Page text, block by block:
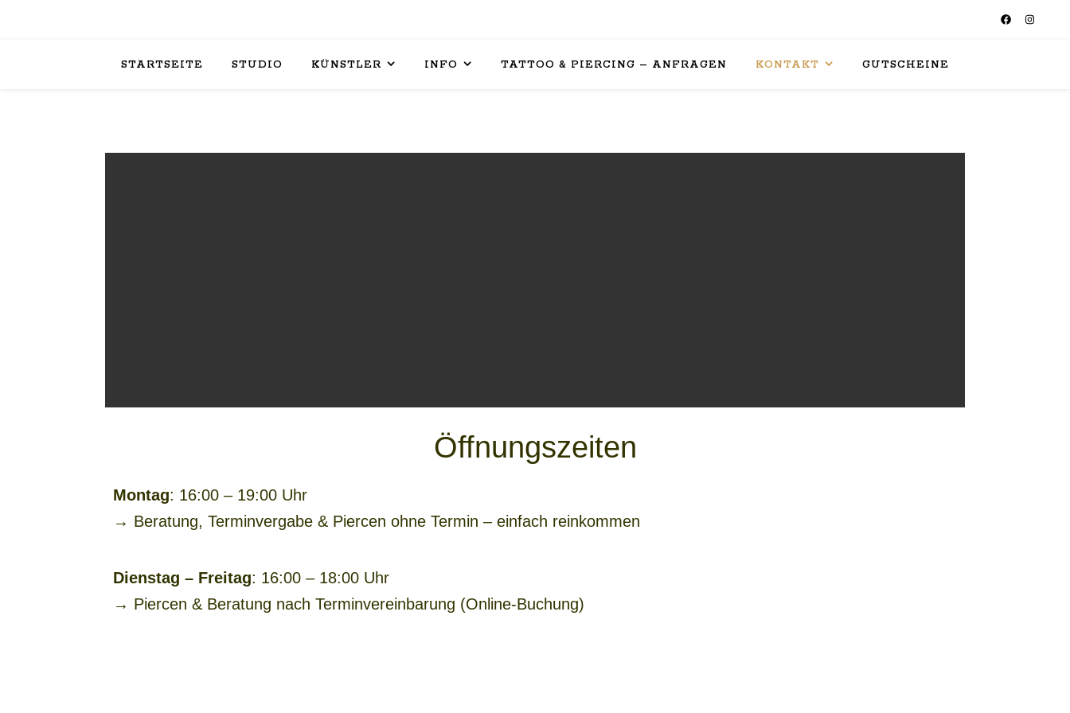
STARTSEITE STUDIO KÜNSTLER INFO TATTOO & PIERCING – ANFRAGEN KONTAKT GUTSCHEINE
Öffnungszeiten
Montag: 16:00 – 19:00 Uhr
→ Beratung, Terminvergabe & Piercen ohne Termin – einfach reinkommen
Dienstag – Freitag: 16:00 – 18:00 Uhr
→ Piercen & Beratung nach Terminvereinbarung (Online-Buchung)